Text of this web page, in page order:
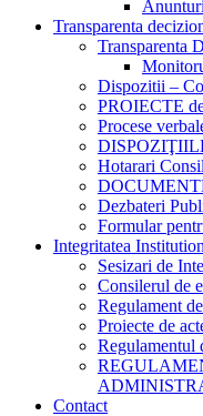
Transparenta
Transparenta
Dispozitii –
PROIECTE
Procese
Hotarari
Dezbateri
Formular
Integritatea
Sesizari de
Consilerul de
Regulament
Proiecte de
Regulamentul
Contact